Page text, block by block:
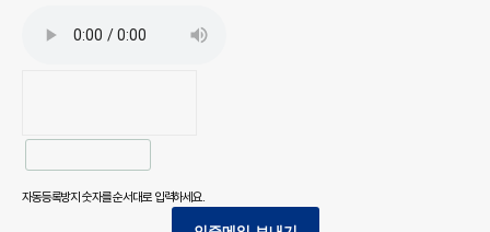
자동등록방지 숫자를 순서대로 입력하세요.